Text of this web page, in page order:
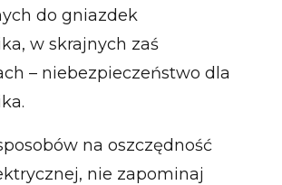
do gniazdek
w skrajnych zaś
– niebezpieczeństwo dla
na oszczędność
nie zapominaj